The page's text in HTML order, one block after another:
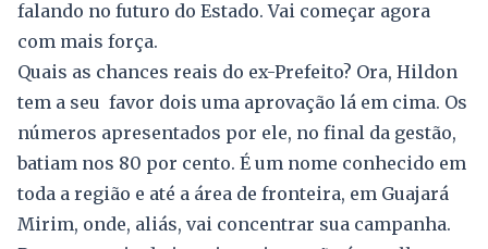
falando no futuro do Estado. Vai começar agora
com mais força.
Quais as chances reais do ex-Prefeito? Ora, Hildon
tem a seu favor dois uma aprovação lá em cima. Os
números apresentados por ele, no final da gestão,
batiam nos 80 por cento. É um nome conhecido em
toda a região e até a área de fronteira, em Guajará
Mirim, onde, aliás, vai concentrar sua campanha.